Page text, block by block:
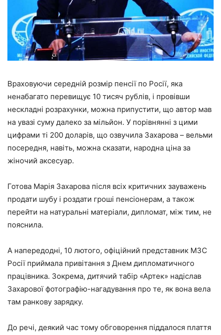
Враховуючи середній розмір пенсії по Росії, яка
ненабагато перевищує 10 тисяч рублів, і провівши
нескладні розрахунки, можна припустити, що автор мав
на увазі суму далеко за мільйон. У порівнянні з цими
цифрами ті 200 доларів, що озвучила Захарова – вельми
посередня, навіть, можна сказати, народна ціна за
жіночий аксесуар.
Готова Марія Захарова після всіх критичних зауважень
продати шубу і роздати гроші пенсіонерам, а також
перейти на натуральні матеріали, дипломат, між тим, не
пояснила.
А напередодні, 10 лютого, офіційний представник МЗС
Росії приймала привітання з Днем дипломатичного
працівника. Зокрема, дитячий табір «Артек» надіслав
Захарової фотографію-нагадування про те, як вона вела
там ранкову зарядку.
До речі, деякий час тому обговорення піддалося плаття